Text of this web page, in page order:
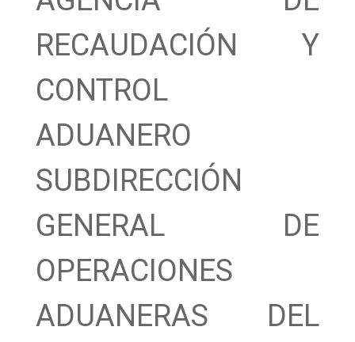
RECAUDACIÓN Y
CONTROL
ADUANERO
SUBDIRECCIÓN
GENERAL DE
OPERACIONES
ADUANERAS DEL